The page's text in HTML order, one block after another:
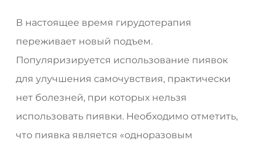
В настоящее время гирудотерапия
переживает новый подъем.
Популяризируется использование пиявок
для улучшения самочувствия, практически
нет болезней, при которых нельзя
использовать пиявки. Необходимо отметить,
что пиявка является «одноразовым